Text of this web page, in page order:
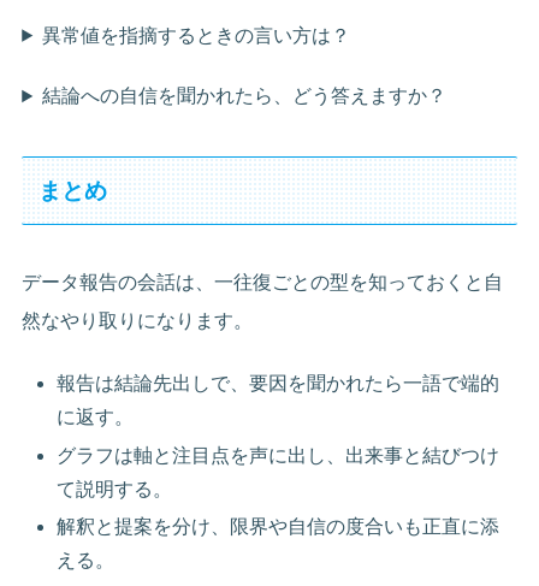
異常値を指摘するときの言い方は？
結論への自信を聞かれたら、どう答えますか？
まとめ
データ報告の会話は、一往復ごとの型を知っておくと自
然なやり取りになります。
報告は結論先出しで、要因を聞かれたら一語で端的
に返す。
グラフは軸と注目点を声に出し、出来事と結びつけ
て説明する。
解釈と提案を分け、限界や自信の度合いも正直に添
える。